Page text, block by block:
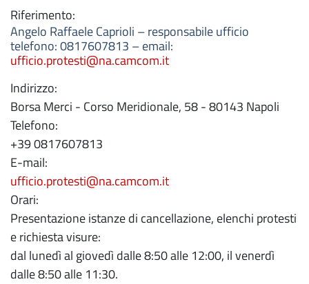
Riferimento:
Angelo Raffaele Caprioli – responsabile ufficio
telefono: 0817607813 – email:
ufficio.protesti@na.camcom.it
Indirizzo:
Borsa Merci - Corso Meridionale, 58 - 80143 Napoli
Telefono:
+39 0817607813
E-mail:
ufficio.protesti@na.camcom.it
Orari:
Presentazione istanze di cancellazione, elenchi protesti
e richiesta visure:
dal lunedì al giovedì dalle 8:50 alle 12:00, il venerdì
dalle 8:50 alle 11:30.